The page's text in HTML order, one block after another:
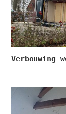
Verbouwing